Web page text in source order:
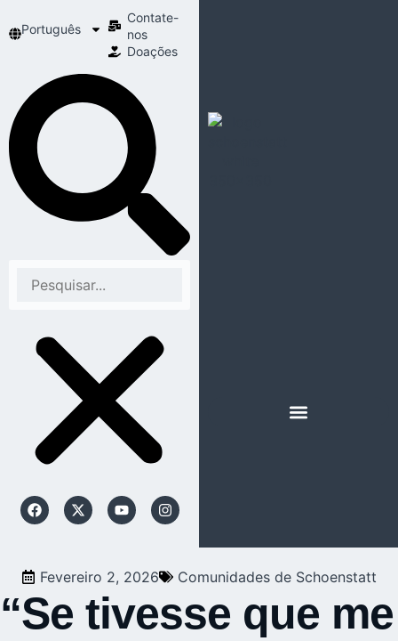
Português
Contate-
nos
Doações
Fevereiro 2, 2026 Comunidades de Schoenstatt
“Se tivesse que me